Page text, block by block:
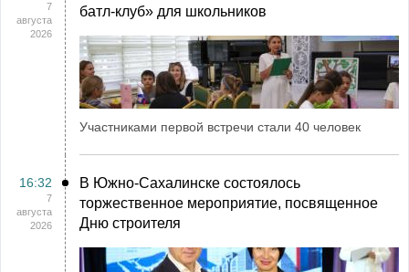
7
августа
2026
батл-клуб» для школьников
Участниками первой встречи стали 40 человек
16:32
7
августа
2026
В Южно-Сахалинске состоялось
торжественное мероприятие, посвященное
Дню строителя